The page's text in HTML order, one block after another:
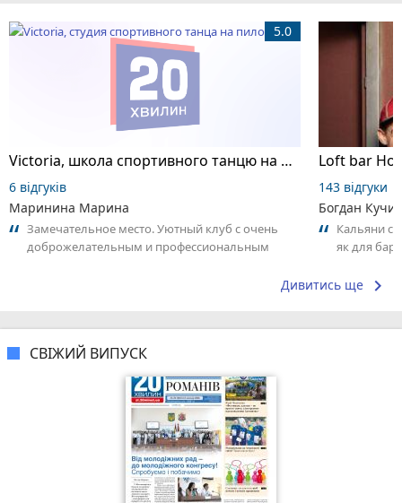
Victoria, школа спортивного танцю на пілоні
5.0
6 відгуків
Маринина Марина
Замечательное место. Уютный клуб с очень
доброжелательным и профессиональным
Loft bar
143 відгуки
Богдан
Кальяни
як для
Дивитись ще keyboard_arrow_right
СВІЖИЙ ВИПУСК